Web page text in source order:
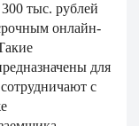
тыс. рублей
онлайн-
для
с